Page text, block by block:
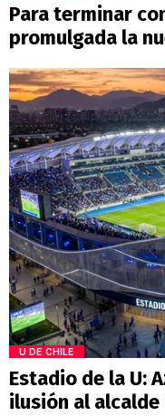
Para terminar
promulgada la
U DE CHILE
Estadio de la U:
ilusión al alcalde